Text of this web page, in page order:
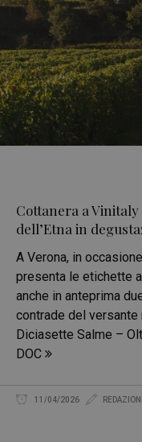
Cottanera a
dell’Etna in
A Verona, in
presenta le etichette
anche in anteprima
contrade del versante
Diciasette Salme –
DOC
11/04/2026